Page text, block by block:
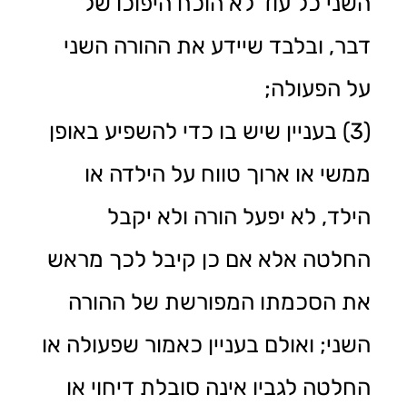
דבר, ובלבד שיידע את ההורה השני
על הפעולה;
(3) בעניין שיש בו כדי להשפיע באופן
ממשי או ארוך טווח על הילדה או
הילד, לא יפעל הורה ולא יקבל
החלטה אלא אם כן קיבל לכך מראש
את הסכמתו המפורשת של ההורה
השני; ואולם בעניין כאמור שפעולה או
החלטה לגביו אינה סובלת דיחוי או